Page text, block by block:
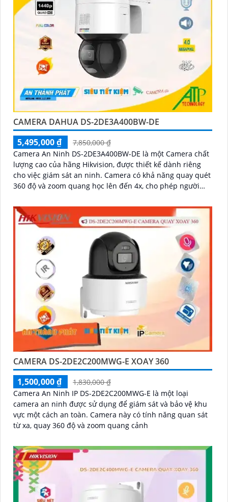
CAMERA DAHUA DS-2DE3A400BW-DE
5,495,000 ₫
7,850,000 ₫
Camera An Ninh DS-2DE3A400BW-DE là một Camera chất
lượng cao của hãng Hikvision, được thiết kế dành riêng
cho việc giám sát an ninh. Camera có khả năng quay quét
360 độ và zoom quang học lên đến 4x, cho phép người
CAMERA DS-2DE2C200MWG-E XOAY 360
1,500,000 ₫
1,830,000 ₫
Camera An Ninh IP DS-2DE2C200MWG-E là một loại
camera an ninh được sử dụng để giám sát và bảo vệ khu
vực một cách an toàn. Camera này có tính năng quan sát
từ xa, quay 360 độ và zoom quang cảnh